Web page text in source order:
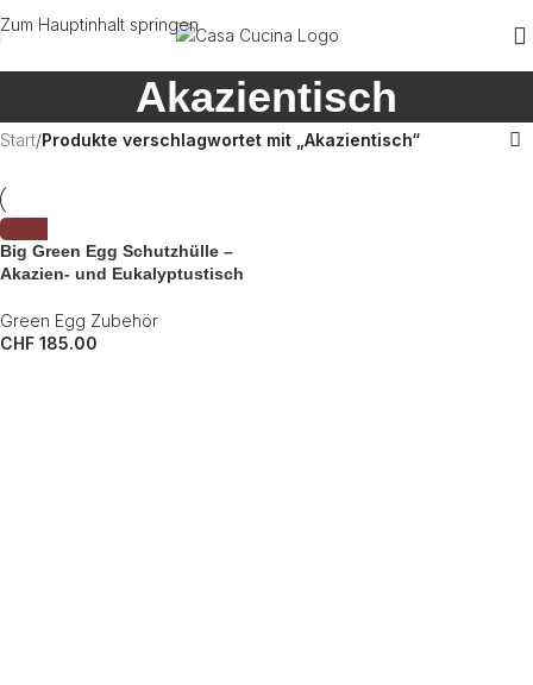
Zum Hauptinhalt springen
Akazientisch
Start/Produkte verschlagwortet mit „Akazientisch“
Big Green Egg Schutzhülle –
Akazien- und Eukalyptustisch
Green Egg Zubehör
CHF 185.00